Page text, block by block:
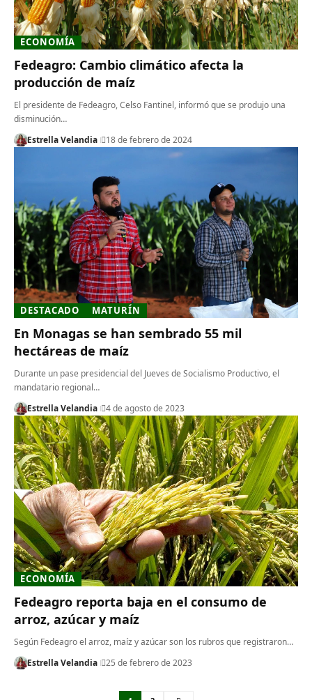
ECONOMÍA
Fedeagro: Cambio climático afecta la
producción de maíz
El presidente de Fedeagro, Celso Fantinel, informó que se produjo una
disminución…
Estrella Velandia
18 de febrero de 2024
DESTACADO MATURÍN
En Monagas se han sembrado 55 mil
hectáreas de maíz
Durante un pase presidencial del Jueves de Socialismo Productivo, el
mandatario regional…
Estrella Velandia
4 de agosto de 2023
ECONOMÍA
Fedeagro reporta baja en el consumo de
arroz, azúcar y maíz
Según Fedeagro el arroz, maíz y azúcar son los rubros que registraron…
Estrella Velandia
25 de febrero de 2023